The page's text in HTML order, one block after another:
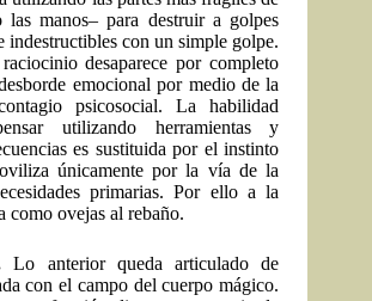
las manos– para destruir a golpes
indestructibles con un simple golpe.
desaparece por completo
emocional por medio de la
psicosocial. La habilidad
utilizando herramientas y
es sustituida por el instinto
únicamente por la vía de la
primarias. Por ello a la
como ovejas al rebaño.
Lo anterior queda articulado de
con el campo del cuerpo mágico.